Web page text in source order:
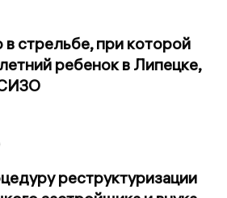
стрельбе, при которой
ребенок в Липецке,
реструктуризации